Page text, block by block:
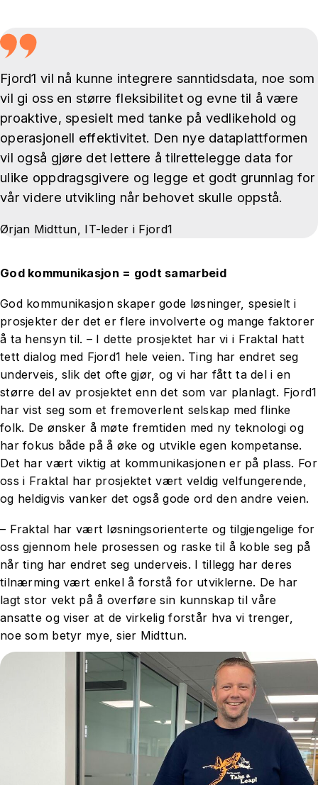
Fjord1 vil nå kunne integrere sanntidsdata, noe som
vil gi oss en større fleksibilitet og evne til å være
proaktive, spesielt med tanke på vedlikehold og
operasjonell effektivitet. Den nye dataplattformen
vil også gjøre det lettere å tilrettelegge data for
ulike oppdragsgivere og legge et godt grunnlag for
vår videre utvikling når behovet skulle oppstå.
Ørjan Midttun, IT-leder i Fjord1
God kommunikasjon = godt samarbeid
God kommunikasjon skaper gode løsninger, spesielt i
prosjekter der det er flere involverte og mange faktorer
å ta hensyn til. – I dette prosjektet har vi i Fraktal hatt
tett dialog med Fjord1 hele veien. Ting har endret seg
underveis, slik det ofte gjør, og vi har fått ta del i en
større del av prosjektet enn det som var planlagt. Fjord1
har vist seg som et fremoverlent selskap med flinke
folk. De ønsker å møte fremtiden med ny teknologi og
har fokus både på å øke og utvikle egen kompetanse.
Det har vært viktig at kommunikasjonen er på plass. For
oss i Fraktal har prosjektet vært veldig velfungerende,
og heldigvis vanker det også gode ord den andre veien.
– Fraktal har vært løsningsorienterte og tilgjengelige for
oss gjennom hele prosessen og raske til å koble seg på
når ting har endret seg underveis. I tillegg har deres
tilnærming vært enkel å forstå for utviklerne. De har
lagt stor vekt på å overføre sin kunnskap til våre
ansatte og viser at de virkelig forstår hva vi trenger,
noe som betyr mye, sier Midttun.